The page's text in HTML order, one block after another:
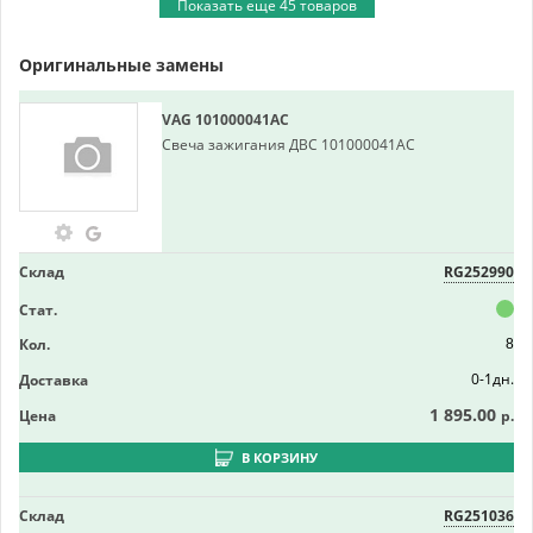
Показать еще 45 товаров
Оригинальные замены
VAG 101000041AC
Свеча зажигания ДВС 101000041AC
Склад
RG252990
Стат.
Кол.
8
Доставка
0-1дн.
Цена
1 895.00 р.
В КОРЗИНУ
Склад RG251036